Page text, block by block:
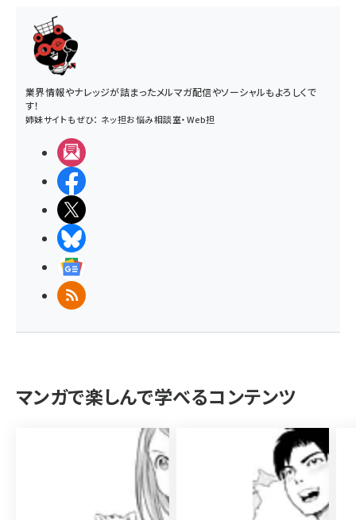
業界情報やナレッジが詰まったメルマガ配信やソーシャルもよろしくで
す！
姉妹サイトもぜひ： ネッ担お悩み相談室・Web担
RSS
マンガで楽しんで学べるコンテンツ